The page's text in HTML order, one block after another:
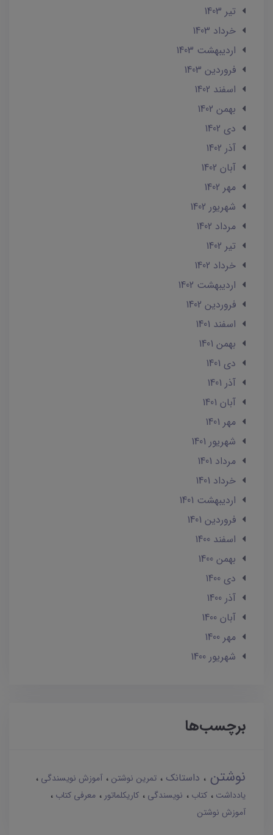
تير 1403
خرداد 1403
ارديبهشت 1403
فروردین 1403
اسفند 1402
بهمن 1402
دی 1402
آذر 1402
آبان 1402
مهر 1402
شهریور 1402
مرداد 1402
تير 1402
خرداد 1402
ارديبهشت 1402
فروردین 1402
اسفند 1401
بهمن 1401
دی 1401
آذر 1401
آبان 1401
مهر 1401
شهریور 1401
مرداد 1401
خرداد 1401
ارديبهشت 1401
فروردین 1401
اسفند 1400
بهمن 1400
دی 1400
آذر 1400
آبان 1400
مهر 1400
شهریور 1400
برچسب‌ها
نوشتن داستانک تمرین نوشتن
آموزش نویسندگی
یادداشت
کتاب نویسندگی کاریکلماتور
معرفی کتاب
آموزش نوشتن